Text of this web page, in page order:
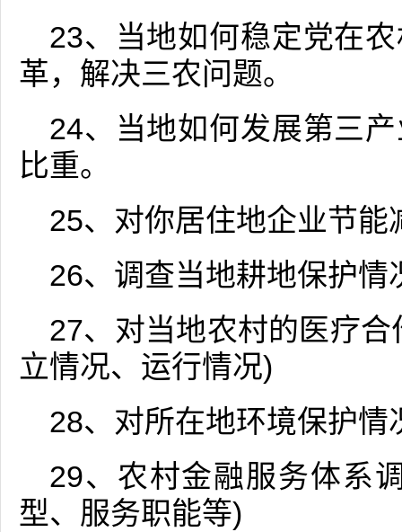
23、当地如何稳定党在
革，解决三农问题。
24、当地如何发展第三
比重。
25、对你居住地企业节能
26、调查当地耕地保护
27、对当地农村的医疗
立情况、运行情况)
28、对所在地环境保护情
29、农村金融服务体系
型、服务职能等)